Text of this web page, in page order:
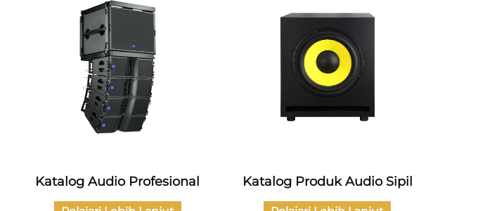
Katalog Audio Profesional Katalog Produk Audio Sipil